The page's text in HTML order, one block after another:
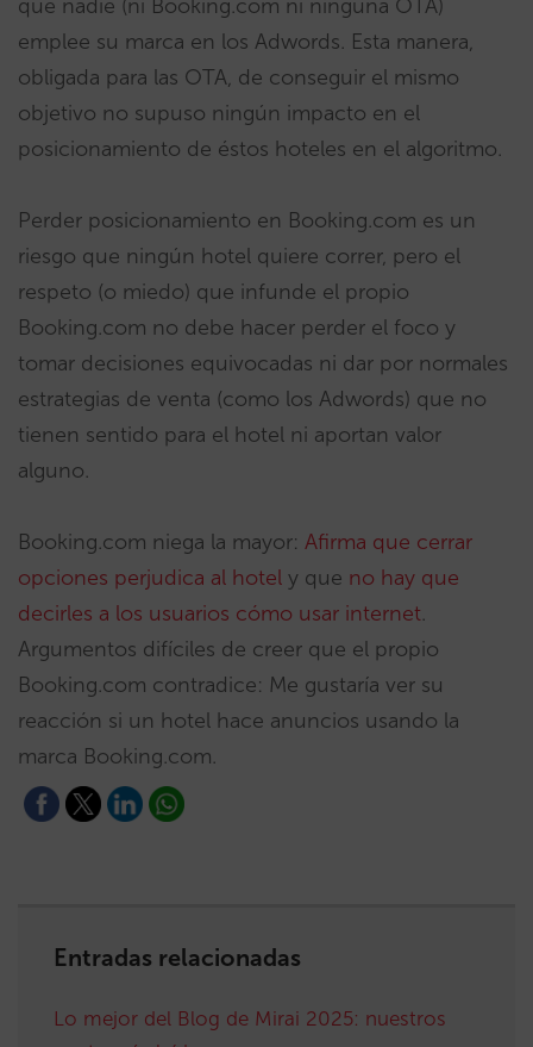
que nadie (ni Booking.com ni ninguna OTA)
emplee su marca en los Adwords. Esta manera,
obligada para las OTA, de conseguir el mismo
objetivo no supuso ningún impacto en el
posicionamiento de éstos hoteles en el algoritmo.
Perder posicionamiento en Booking.com es un
riesgo que ningún hotel quiere correr, pero el
respeto (o miedo) que infunde el propio
Booking.com no debe hacer perder el foco y
tomar decisiones equivocadas ni dar por normales
estrategias de venta (como los Adwords) que no
tienen sentido para el hotel ni aportan valor
alguno.
Booking.com niega la mayor: Afirma que cerrar
opciones perjudica al hotel y que no hay que
decirles a los usuarios cómo usar internet.
Argumentos difíciles de creer que el propio
Booking.com contradice: Me gustaría ver su
reacción si un hotel hace anuncios usando la
marca Booking.com.
Entradas relacionadas
Lo mejor del Blog de Mirai 2025: nuestros